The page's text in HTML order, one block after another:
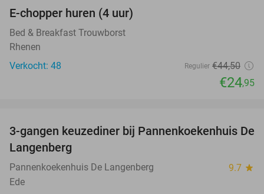
E-chopper huren (4 uur)
Bed & Breakfast Trouwborst
Rhenen
Verkocht: 48
Regulier €44,50
€24,95
42%
3-gangen keuzediner bij Pannenkoekenhuis De
Langenberg
Pannenkoekenhuis De Langenberg 9.7 star
Ede